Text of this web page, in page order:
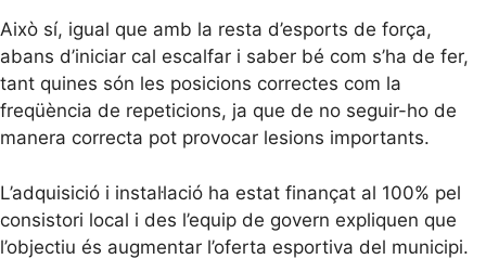
Això sí, igual que amb la resta d’esports de força,
abans d’iniciar cal escalfar i saber bé com s’ha de fer,
tant quines són les posicions correctes com la
freqüència de repeticions, ja que de no seguir-ho de
manera correcta pot provocar lesions importants.
L’adquisició i instal·lació ha estat finançat al 100% pel
consistori local i des l’equip de govern expliquen que
l’objectiu és augmentar l’oferta esportiva del municipi.